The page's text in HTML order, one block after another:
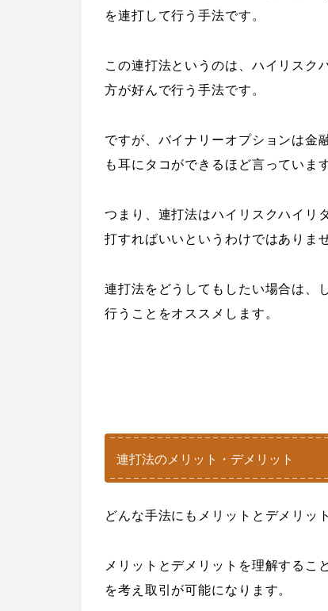
を連打して行う手法です。
この連打法というのは、ハイリスク
方が好んで行う手法です。
ですが、バイナリーオプションは金
も耳にタコができるほど言っています
つまり、連打法はハイリスクハイリ
打すればいいというわけではありま
連打法をどうしてもしたい場合は、
行うことをオススメします。
連打法のメリット・デメリット
どんな手法にもメリットとデメリッ
メリットとデメリットを理解するこ
を考え取引が可能になります。